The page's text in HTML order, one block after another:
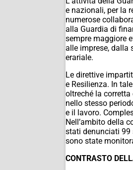
e nazionali, per la
numerose
alla Guardia di
sempre maggiore
alle imprese, dalla
erariale.
Le direttive
e Resilienza. In
oltreché la
nello stesso
e il lavoro.
Nell’ambito della
stati denunciati 99
sono state
CONTRASTO